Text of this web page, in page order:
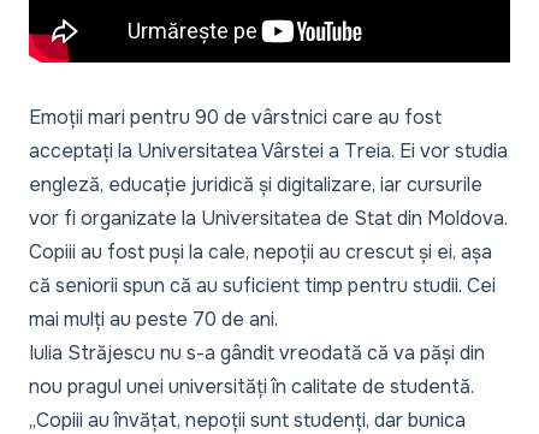
Emoții mari pentru 90 de vârstnici care au fost
acceptați la Universitatea Vârstei a Treia. Ei vor studia
engleză, educație juridică și digitalizare, iar cursurile
vor fi organizate la Universitatea de Stat din Moldova.
Copiii au fost puși la cale, nepoții au crescut și ei, așa
că seniorii spun că au suficient timp pentru studii. Cei
mai mulți au peste 70 de ani.
Iulia Străjescu nu s-a gândit vreodată că va păși din
nou pragul unei universități în calitate de studentă.
„Copiii au învățat, nepoții sunt studenți, dar bunica